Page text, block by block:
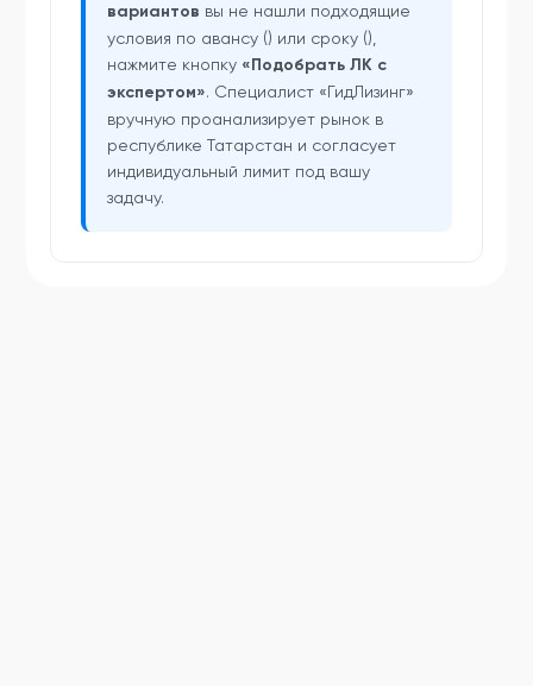
вариантов вы не нашли подходящие
условия по авансу () или сроку (),
нажмите кнопку «Подобрать ЛК с
экспертом». Специалист «ГидЛизинг»
вручную проанализирует рынок в
республике Татарстан и согласует
индивидуальный лимит под вашу
задачу.